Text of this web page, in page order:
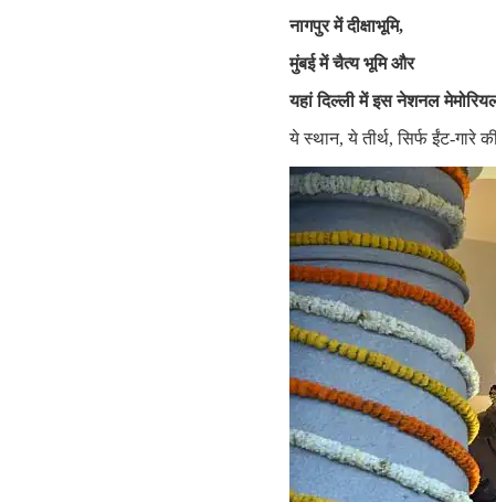
नागपुर में दीक्षाभूमि,
मुंबई में चैत्य भूमि और
यहां दिल्ली में इस नेशनल
ये स्थान, ये तीर्थ, सिर्फ ईंट-